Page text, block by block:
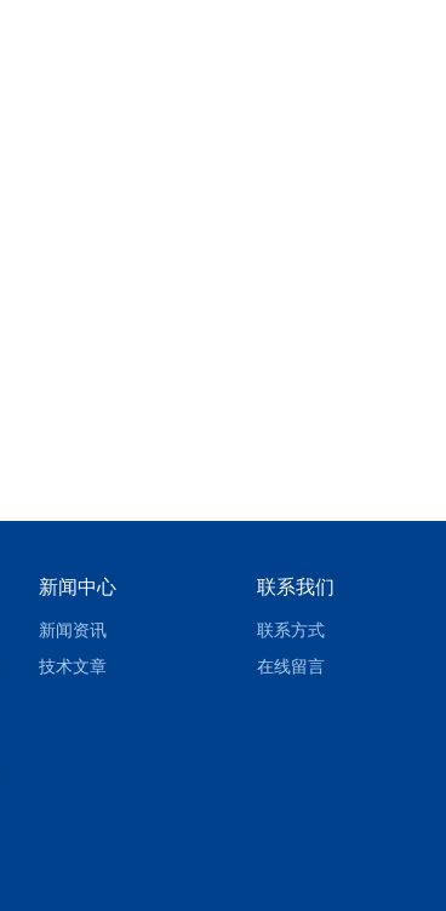
新闻中心
新闻资讯
技术文章
联系我们
联系方式
在线留言